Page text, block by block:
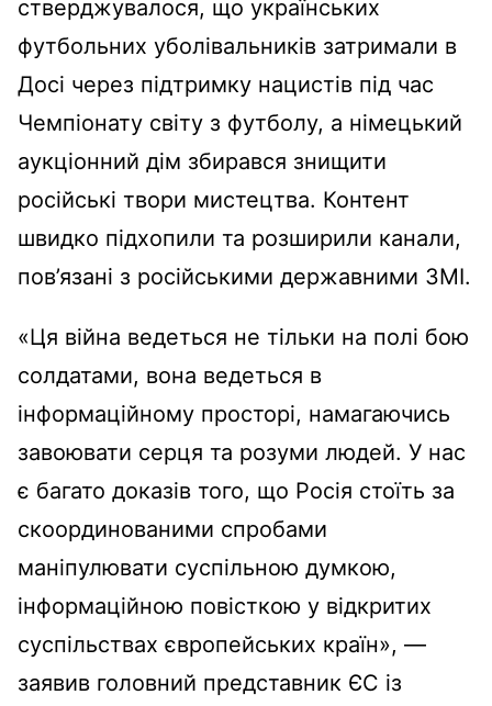
стверджувалося, що українських
футбольних уболівальників затримали в
Досі через підтримку нацистів під час
Чемпіонату світу з футболу, а німецький
аукціонний дім збирався знищити
російські твори мистецтва. Контент
швидко підхопили та розширили канали,
пов’язані з російськими державними ЗМІ.
«Ця війна ведеться не тільки на полі бою
солдатами, вона ведеться в
інформаційному просторі, намагаючись
завоювати серця та розуми людей. У нас
є багато доказів того, що Росія стоїть за
скоординованими спробами
маніпулювати суспільною думкою,
інформаційною повісткою у відкритих
суспільствах європейських країн», —
заявив головний представник ЄС із